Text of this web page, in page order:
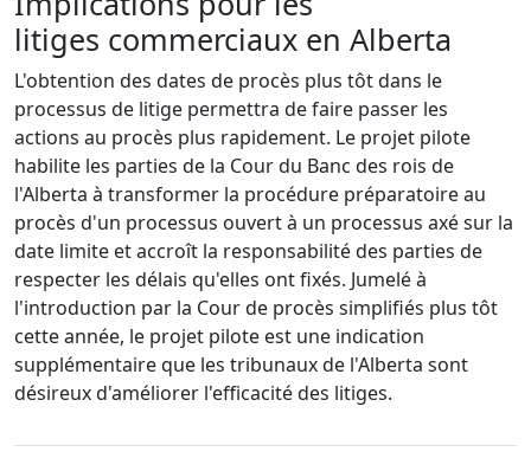
litiges commerciaux en Alberta
L'obtention des dates de procès plus tôt dans le
processus de litige permettra de faire passer les
actions au procès plus rapidement. Le projet pilote
habilite les parties de la Cour du Banc des rois de
l'Alberta à transformer la procédure préparatoire au
procès d'un processus ouvert à un processus axé sur la
date limite et accroît la responsabilité des parties de
respecter les délais qu'elles ont fixés. Jumelé à
l'introduction par la Cour de procès simplifiés plus tôt
cette année, le projet pilote est une indication
supplémentaire que les tribunaux de l'Alberta sont
désireux d'améliorer l'efficacité des litiges.